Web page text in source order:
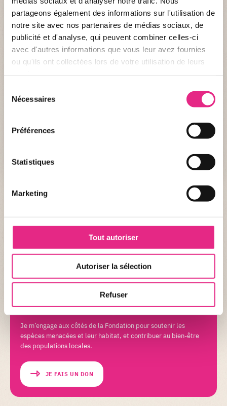
partageons également des informations sur l'utilisation de
notre site avec nos partenaires de médias sociaux, de
publicité et d'analyse, qui peuvent combiner celles-ci
avec d'autres informations que vous leur avez fournies
ou qu'ils ont collectées lors de votre utilisation de leurs
Nécessaires
Préférences
Statistiques
Marketing
Tout autoriser
Autoriser la sélection
Refuser
QUI SOMMES-NOUS ?
Nom :Painted Dog Conservation
Création : 01/01/1992
Nationalité :Zimbabwéenne
Soutenez Painted Dog Conservation
Je m’engage aux côtés de la Fondation pour soutenir les
espèces menacées et leur habitat, et contribuer au bien-être
des populations locales.
JE FAIS UN DON